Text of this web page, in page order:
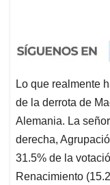
Lo que realmente
de la derrota de
Alemania. La
derecha,
31.5% de la
Renacimiento